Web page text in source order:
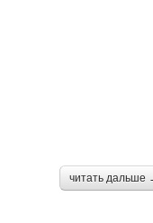
читать дальше